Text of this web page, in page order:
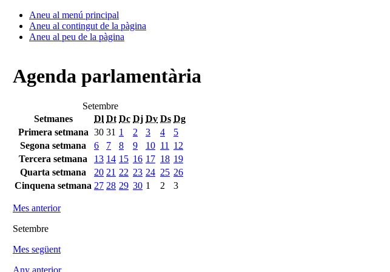
Aneu al menú principal
Aneu al contingut de la pàgina
Aneu al peu de la pàgina
Agenda parlamentària
Setembre
Setmanes
Dl Dt Dc Dj Dv Ds Dg
Primera setmana 30 31 1 2 3 4
5
Segona setmana
6 7 8 9 10 11
12
Tercera setmana
13 14 15 16 17 18 19
Quarta setmana
20 21 22 23 24 25 26
Cinquena setmana 27 28 29 30 1 2 3
Mes anterior
Setembre
Mes següent
Any anterior